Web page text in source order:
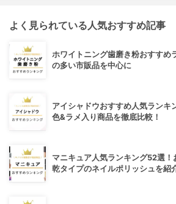
よく見られている人気おすすめ記事
ホワイトニング歯磨き粉おすすめ
の多い市販品を中心に
アイシャドウおすすめ人気ランキ
色&ラメ入り商品を徹底比較！
マニキュア人気ランキング52選
乾タイプのネイルポリッシュを紹